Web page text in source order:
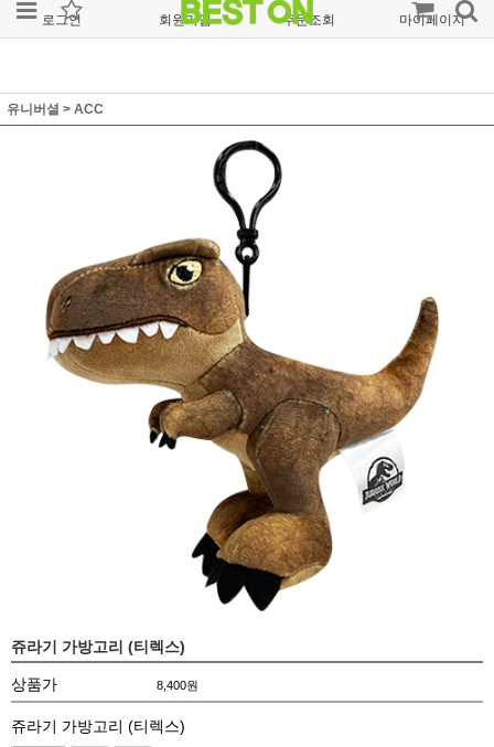
로그인 회원가입 주문조회 마이페이지
유니버셜 > ACC
쥬라기 가방고리 (티렉스)
상품가 8,400원
쥬라기 가방고리 (티렉스)